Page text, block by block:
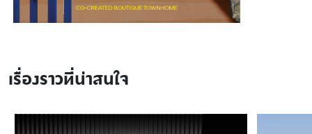
เรื่องราวที่น่าสนใจ